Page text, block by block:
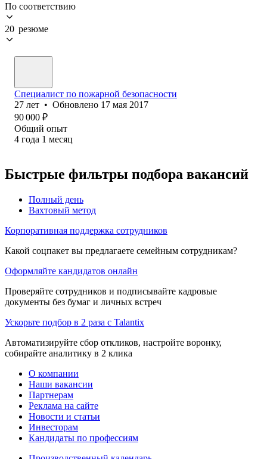
По соответствию
20 резюме
Специалист по пожарной безопасности
27 лет • Обновлено 17 мая 2017
90 000 ₽
Общий опыт
4 года 1 месяц
Быстрые фильтры подбора вакансий
Полный день
Вахтовый метод
Корпоративная поддержка сотрудников
Какой соцпакет вы предлагаете семейным сотрудникам?
Оформляйте кандидатов онлайн
Проверяйте сотрудников и подписывайте кадровые
документы без бумаг и личных встреч
Ускорьте подбор в 2 раза с Talantix
Автоматизируйте сбор откликов, настройте воронку,
собирайте аналитику в 2 клика
О компании
Наши вакансии
Партнерам
Реклама на сайте
Новости и статьи
Инвесторам
Кандидаты по профессиям